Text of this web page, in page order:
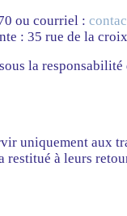
ou courriel :
: 35 rue de la
la
uniquement aux
restitué à leurs